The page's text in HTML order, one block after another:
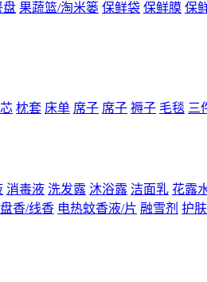
盘 果蔬篮/淘米篓 保鲜袋 保鲜膜 保
枕套 床单 席子 席子 褥子 毛毯 三
消毒液 洗发露 沐浴露 洁面乳 花露
盘香/线香 电热蚊香液/片 融雪剂 护